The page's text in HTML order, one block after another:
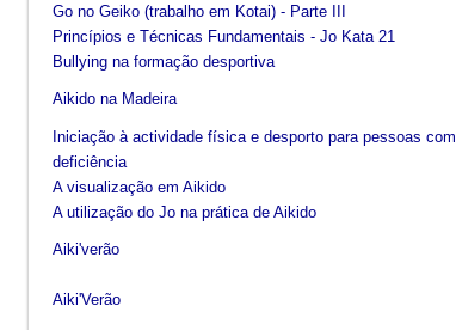
Go no Geiko (trabalho em Kotai) - Parte III
Princípios e Técnicas Fundamentais - Jo Kata 21
Bullying na formação desportiva
Aikido na Madeira
Iniciação à actividade física e desporto para pessoas com
deficiência
A visualização em Aikido
A utilização do Jo na prática de Aikido
Aiki'verão
Aiki'Verão